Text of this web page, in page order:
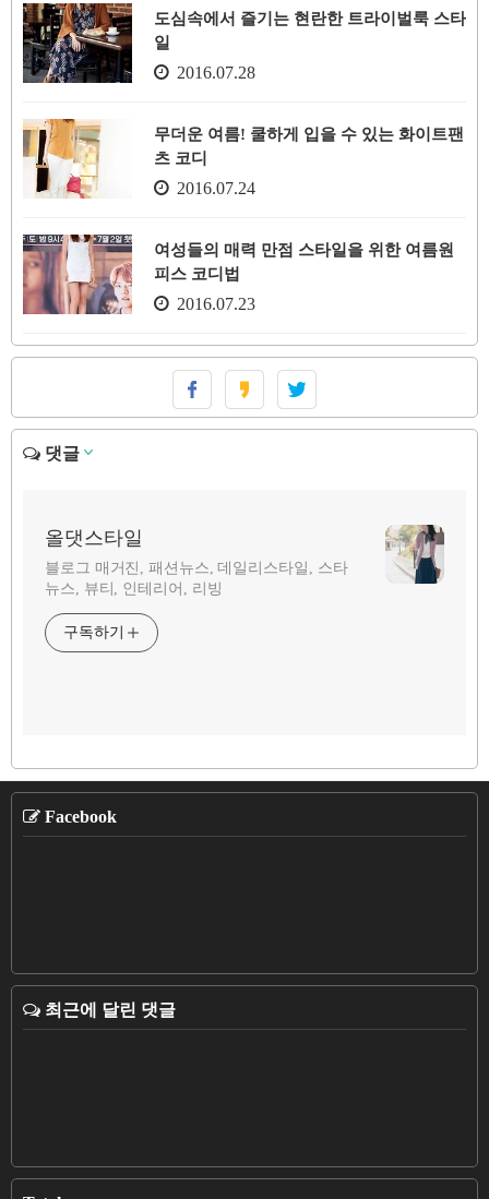
도심속에서 즐기는 현란한 트라이벌룩 스타
일
2016.07.28
무더운 여름! 쿨하게 입을 수 있는 화이트팬
츠 코디
2016.07.24
여성들의 매력 만점 스타일을 위한 여름원
피스 코디법
2016.07.23
댓글
올댓스타일
블로그 매거진, 패션뉴스, 데일리스타일, 스타
뉴스, 뷰티, 인테리어, 리빙
구독하기
Facebook
최근에 달린 댓글